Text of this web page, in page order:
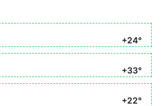
+24°
+33°
+22°